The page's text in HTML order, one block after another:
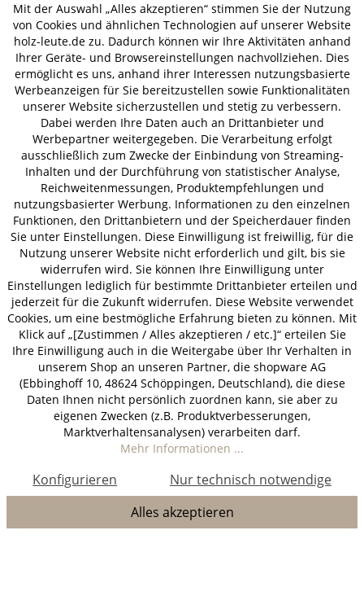
VERSAND
AGB Datenschutz
Impressum
© 2026 HOLZ-LEUTE
* Alle Preise inkl. gesetzl. Mehrwertsteuer zzgl.Versandkosten.
Mit der Auswahl „Alles akzeptieren“ stimmen Sie der Nutzung
von Cookies und ähnlichen Technologien auf unserer Website
holz-leute.de zu. Dadurch können wir Ihre Aktivitäten anhand
Ihrer Geräte- und Browsereinstellungen nachvollziehen. Dies
ermöglicht es uns, anhand ihrer Interessen nutzungsbasierte
Werbeanzeigen für Sie bereitzustellen sowie Funktionalitäten
unserer Website sicherzustellen und stetig zu verbessern.
Dabei werden Ihre Daten auch an Drittanbieter und
Werbepartner weitergegeben. Die Verarbeitung erfolgt
ausschließlich zum Zwecke der Einbindung von Streaming-
Inhalten und der Durchführung von statistischer Analyse,
Reichweitenmessungen, Produktempfehlungen und
nutzungsbasierter Werbung. Informationen zu den einzelnen
Funktionen, den Drittanbietern und der Speicherdauer finden
Sie unter Einstellungen. Diese Einwilligung ist freiwillig, für die
Nutzung unserer Website nicht erforderlich und gilt, bis sie
widerrufen wird. Sie können Ihre Einwilligung unter
Einstellungen lediglich für bestimmte Drittanbieter erteilen und
jederzeit für die Zukunft widerrufen. Diese Website verwendet
Cookies, um eine bestmögliche Erfahrung bieten zu können. Mit
Klick auf „[Zustimmen / Alles akzeptieren / etc.]“ erteilen Sie
Ihre Einwilligung auch in die Weitergabe über Ihr Verhalten in
unserem Shop an unseren Partner, die shopware AG
(Ebbinghoff 10, 48624 Schöppingen, Deutschland), die diese
Daten Ihnen nicht persönlich zuordnen kann, sie aber zu
eigenen Zwecken (z.B. Produktverbesserungen,
Marktverhaltensanalysen) verarbeiten darf.
Mehr Informationen ...
Nur technisch notwendige
Konfigurieren
Alles akzeptieren